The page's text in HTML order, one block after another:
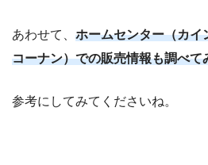
あわせて、 ホームセンター（カイ
コーナン）での販売情報も調べて
参考にしてみてくださいね。